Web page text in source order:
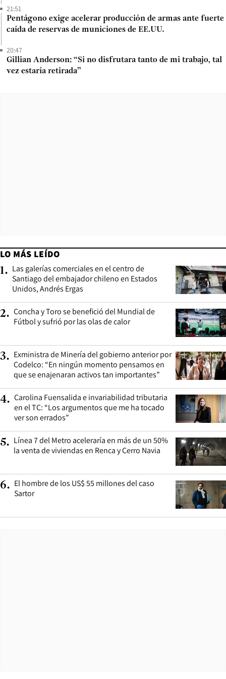
21:51
Pentágono exige acelerar producción de armas ante fuerte
caída de reservas de municiones de EE.UU.
20:47
Gillian Anderson: “Si no disfrutara tanto de mi trabajo, tal
vez estaría retirada”
LO MÁS LEÍDO
1. Las galerías comerciales en el centro de
Santiago del embajador chileno en Estados
Unidos, Andrés Ergas
2. Concha y Toro se benefició del Mundial de
Fútbol y sufrió por las olas de calor
3. Exministra de Minería del gobierno anterior por
Codelco: “En ningún momento pensamos en
que se enajenaran activos tan importantes”
4. Carolina Fuensalida e invariabilidad tributaria
en el TC: “Los argumentos que me ha tocado
ver son errados”
5. Línea 7 del Metro aceleraría en más de un 50%
la venta de viviendas en Renca y Cerro Navia
6. El hombre de los US$ 55 millones del caso
Sartor